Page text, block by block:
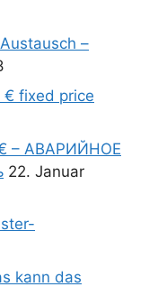
–
€ fixed price
€ – АВАРИЙНОЕ
22. Januar
kann das